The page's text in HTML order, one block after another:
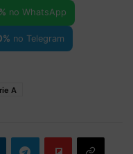
no WhatsApp
no Telegram
A